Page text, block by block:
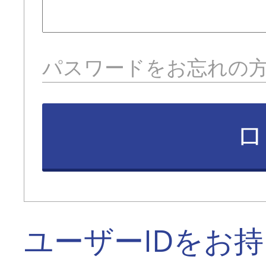
パスワードをお忘れの
ユーザーIDをお